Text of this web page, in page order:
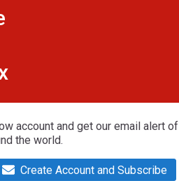
account and get our email alert of
the world.
Create Account and Subscribe